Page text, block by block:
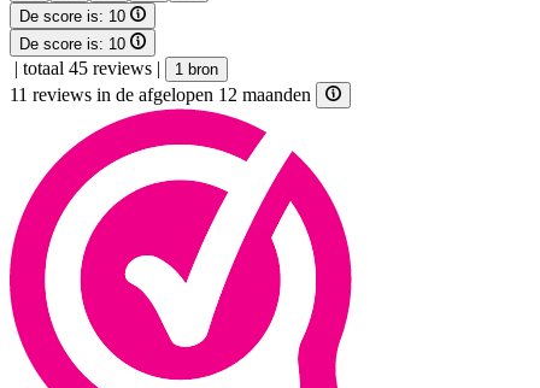
De score is: 10
De score is: 10
| totaal 45 reviews | 1 bron
11 reviews in de afgelopen 12 maanden